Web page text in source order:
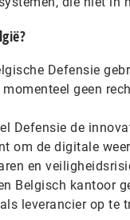
Defensie
momenteel geen
Defensie de
om de digitale
en
Belgisch kantoor
leverancier op te